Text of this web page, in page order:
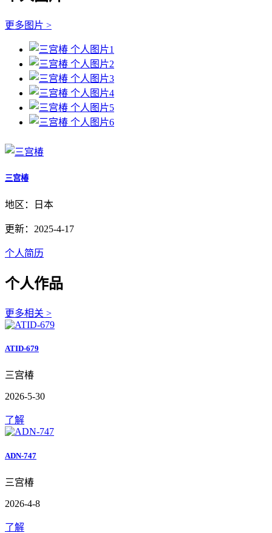
更多图片 >
三宫椿
地区：日本
更新：2025-4-17
个人简历
个人作品
更多相关 >
ATID-679
三宫椿
2026-5-30
了解
ADN-747
三宫椿
2026-4-8
了解